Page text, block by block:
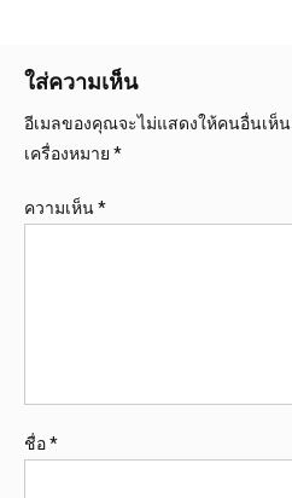
ใส่ความเห็น
อีเมลของคุณจะไม่แสดงให้คนอื่นเห็น
เครื่องหมาย *
ความเห็น*
ชื่อ*